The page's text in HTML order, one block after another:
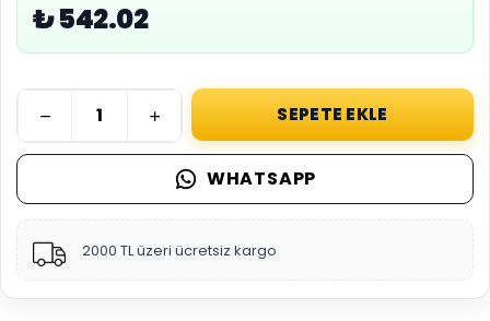
₺ 542.02
SEPETE EKLE
WHATSAPP
2000 TL üzeri ücretsiz kargo